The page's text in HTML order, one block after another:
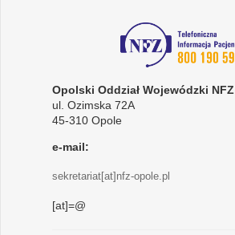
Opolski Oddział Wojewódzki NFZ
ul. Ozimska 72A
45-310 Opole
e-mail:
sekretariat[at]nfz-opole.pl
[at]=@